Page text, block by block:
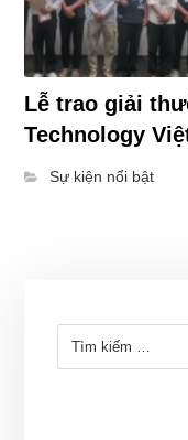
Lễ trao giải
Technology
Sự kiện nổi bật